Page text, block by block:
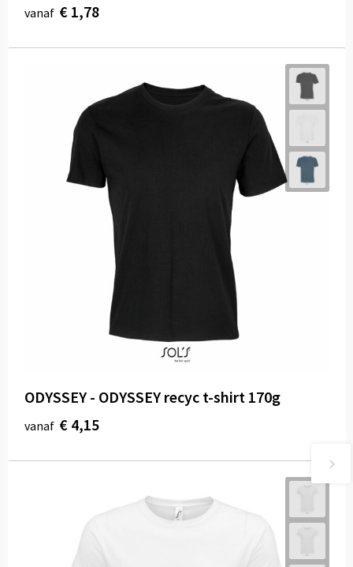
vanaf € 1,78
ODYSSEY - ODYSSEY recyc t-shirt 170g
vanaf € 4,15